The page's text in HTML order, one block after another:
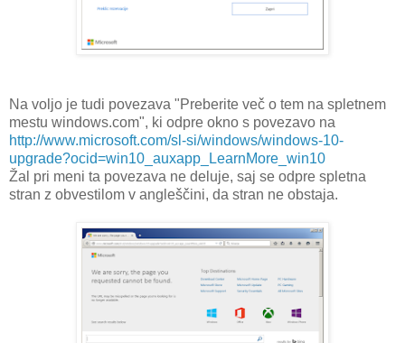
Na voljo je tudi povezava "Preberite več o tem na spletnem
mestu windows.com", ki odpre okno s povezavo na
http://www.microsoft.com/sl-si/windows/windows-10-
upgrade?ocid=win10_auxapp_LearnMore_win10
Žal pri meni ta povezava ne deluje, saj se odpre spletna
stran z obvestilom v angleščini, da stran ne obstaja.